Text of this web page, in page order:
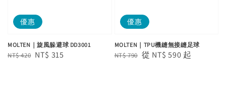
優惠
MOLTEN｜旋風躲避球 DD3001
Regular
NT$ 420 Sale
NT$ 315
優惠
MOLTEN｜TPU機縫無接縫足球
Regular
NT$ 790 Sale
從 NT$ 590 起